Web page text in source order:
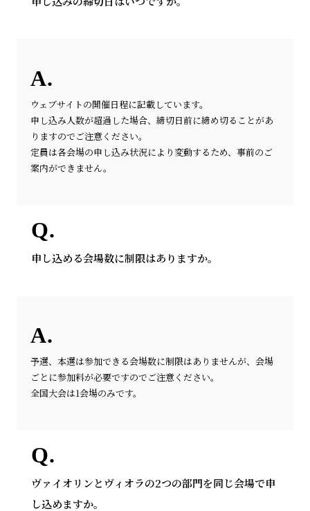
ウェブサイトの開催日程に記載しています。
申し込み人数が超過した場合、締切日前に締め切ることがあ
りますのでご注意ください。
定員は各会場の申し込み状況により変動するため、事前のご
案内ができません。
申し込める会場数に制限はありますか。
予選、本選は参加できる会場数に制限はありませんが、会場
ごとに参加料が必要ですのでご注意ください。
全国大会は1会場のみです。
ヴァイオリンとヴィオラの2つの部門を同じ会場で申
し込めますか。